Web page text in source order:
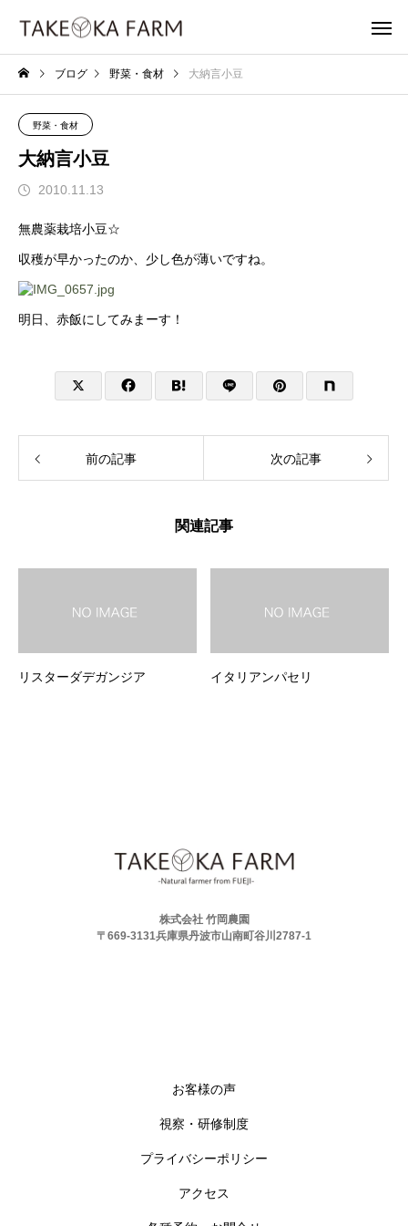
ブログ 野菜・食材 大納言小豆
野菜・食材
大納言小豆
2010.11.13
無農薬栽培小豆☆
収穫が早かったのか、少し色が薄いですね。
明日、赤飯にしてみまーす！
前の記事 次の記事
関連記事
リスターダデガンジア イタリアンパセリ
株式会社 竹岡農園
〒669-3131兵庫県丹波市山南町谷川2787-1
お客様の声
視察・研修制度
プライバシーポリシー
アクセス